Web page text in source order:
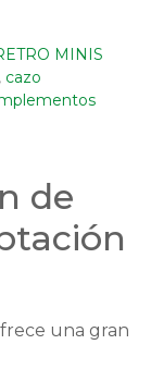
MINIS
, cazo
de
una gran